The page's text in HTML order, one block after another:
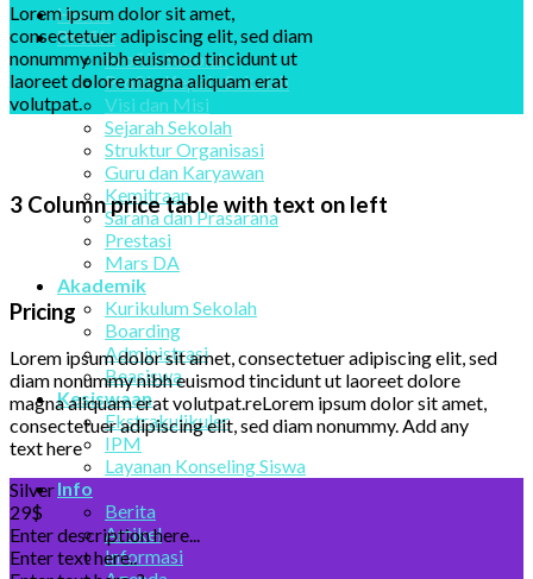
Home
Profile
Profile Sekolah
Profile Kepala Sekolah
Visi dan Misi
Sejarah Sekolah
Struktur Organisasi
Guru dan Karyawan
Kemitraan
Sarana dan Prasarana
Prestasi
Mars DA
Akademik
Kurikulum Sekolah
Boarding
Administrasi
Beasiswa
Kesiswaan
Ekstrakulikuler
IPM
Layanan Konseling Siswa
Info
Berita
Artikel
Informasi
Lorem ipsum dolor sit amet,
consectetuer adipiscing elit, sed diam
nonummy nibh euismod tincidunt ut
laoreet dolore magna aliquam erat
volutpat.
3 Column price table with text on left
Pricing
Lorem ipsum dolor sit amet, consectetuer adipiscing elit, sed
diam nonummy nibh euismod tincidunt ut laoreet dolore
magna aliquam erat volutpat.reLorem ipsum dolor sit amet,
consectetuer adipiscing elit, sed diam nonummy. Add any
text here
Silver
29$
Enter description here...
Enter text here..